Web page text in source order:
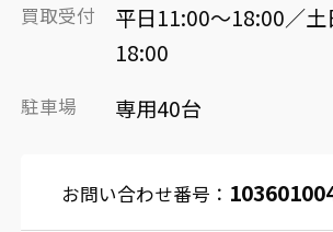
買取受付
平日11:00～18:00／
18:00
駐車場 専用40台
お問い合わせ番号：